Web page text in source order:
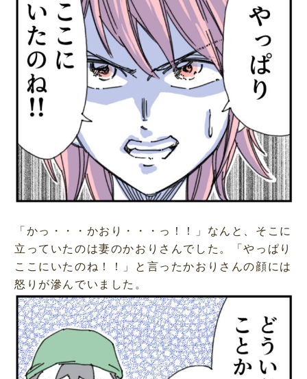
「かっ・・・かおり・・・っ！！」なんと、そこに
立っていたのは妻のかおりさんでした。「やっぱり
ここにいたのね！！」と言ったかおりさんの顔には
怒りが滲んでいました。